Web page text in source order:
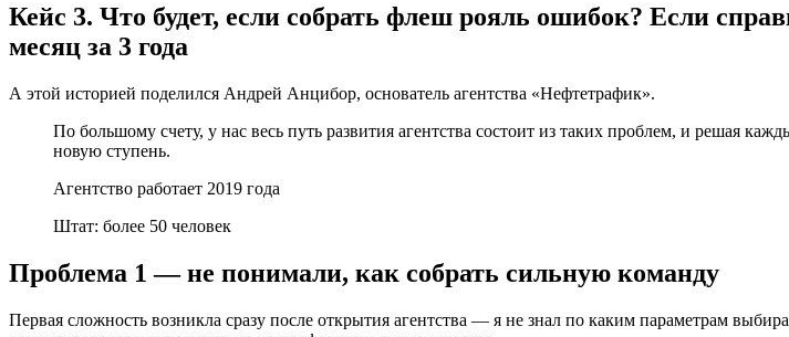
Кейс 3. Что будет, если собрать флеш рояль ошибок? Если
месяц за 3 года
А этой историей поделился Андрей Анцибор, основатель агентства «Нефтетрафик».
По большому счету, у нас весь путь развития агентства состоит из таких проблем, и решая
новую ступень.
Агентство работает 2019 года
Штат: более 50 человек
Проблема 1 — не понимали, как собрать сильную команду
Первая сложность возникла сразу после открытия агентства — я не знал по каким параметрам